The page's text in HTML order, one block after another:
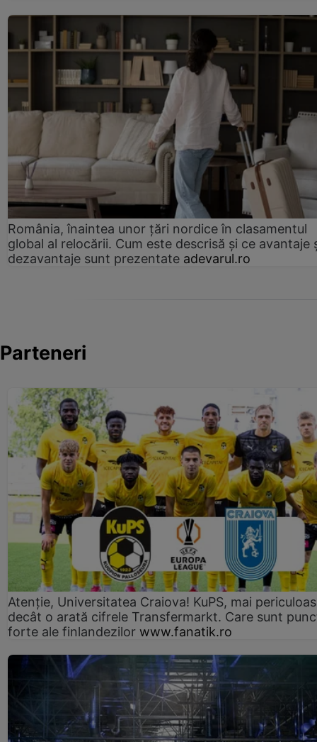
România, înaintea unor țări nordice în clasamentul
global al relocării. Cum este descrisă și ce avantaje
dezavantaje sunt prezentate adevarul.ro
Parteneri
Atenție, Universitatea Craiova! KuPS, mai
decât o arată cifrele Transfermarkt. Care sunt
forte ale finlandezilor www.fanatik.ro